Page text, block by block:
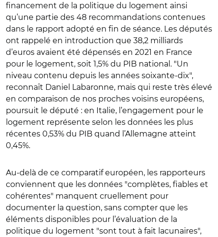
financement de la politique du logement ainsi
qu’une partie des 48 recommandations contenues
dans le rapport adopté en fin de séance. Les députés
ont rappelé en introduction que 38,2 milliards
d’euros avaient été dépensés en 2021 en France
pour le logement, soit 1,5% du PIB national. "Un
niveau contenu depuis les années soixante-dix",
reconnaît Daniel Labaronne, mais qui reste très élevé
en comparaison de nos proches voisins européens,
poursuit le député : en Italie, l’engagement pour le
logement représente selon les données les plus
récentes 0,53% du PIB quand l’Allemagne atteint
0,45%.
Au-delà de ce comparatif européen, les rapporteurs
conviennent que les données "complètes, fiables et
cohérentes" manquent cruellement pour
documenter la question, sans compter que les
éléments disponibles pour l’évaluation de la
politique du logement "sont tout à fait lacunaires",